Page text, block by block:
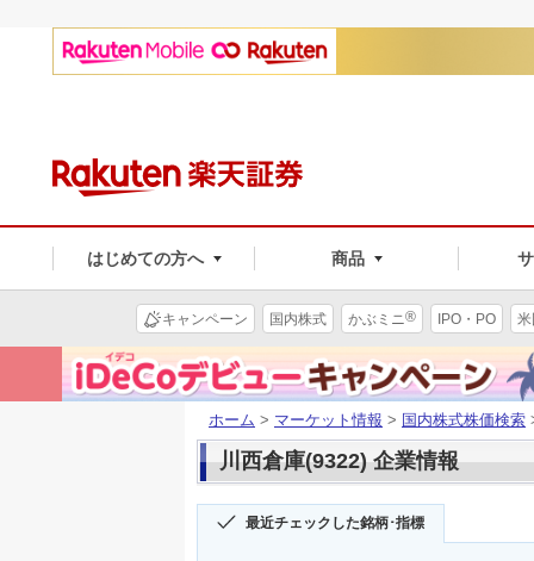
はじめての方へ 商品
キャンペーン 国内株式 かぶミニ® IPO・PO
ホーム > マーケット情報 > 国内株式株価検索
川西倉庫(9322) 企業情報
最近チェックした銘柄･指標